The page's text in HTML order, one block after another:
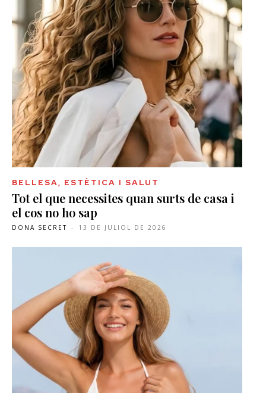
BELLESA, ESTÈTICA I SALUT
Tot el que necessites quan surts de casa i
el cos no ho sap
DONA SECRET - 13 DE JULIOL DE 2026